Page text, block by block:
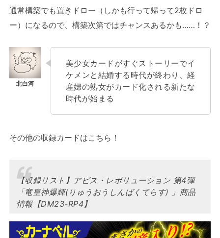
通常構築でも置きドロー（しかも行って帰って2枚ドロ
ー）になるので、構築次第ではチャンスあるかも……！？
美少女カードがすぐストーリーでイ
ケメンと結婚する時代が終わり、経
産婦の熟女がカード化される新たな
時代が始まる
その他の収録カードはこちら！
【収録リスト】アビス・レボリューション 第4弾
「竜皇神爆輝(りゅうおうしんばくてらす) 」商品
情報【DM23-RP4】